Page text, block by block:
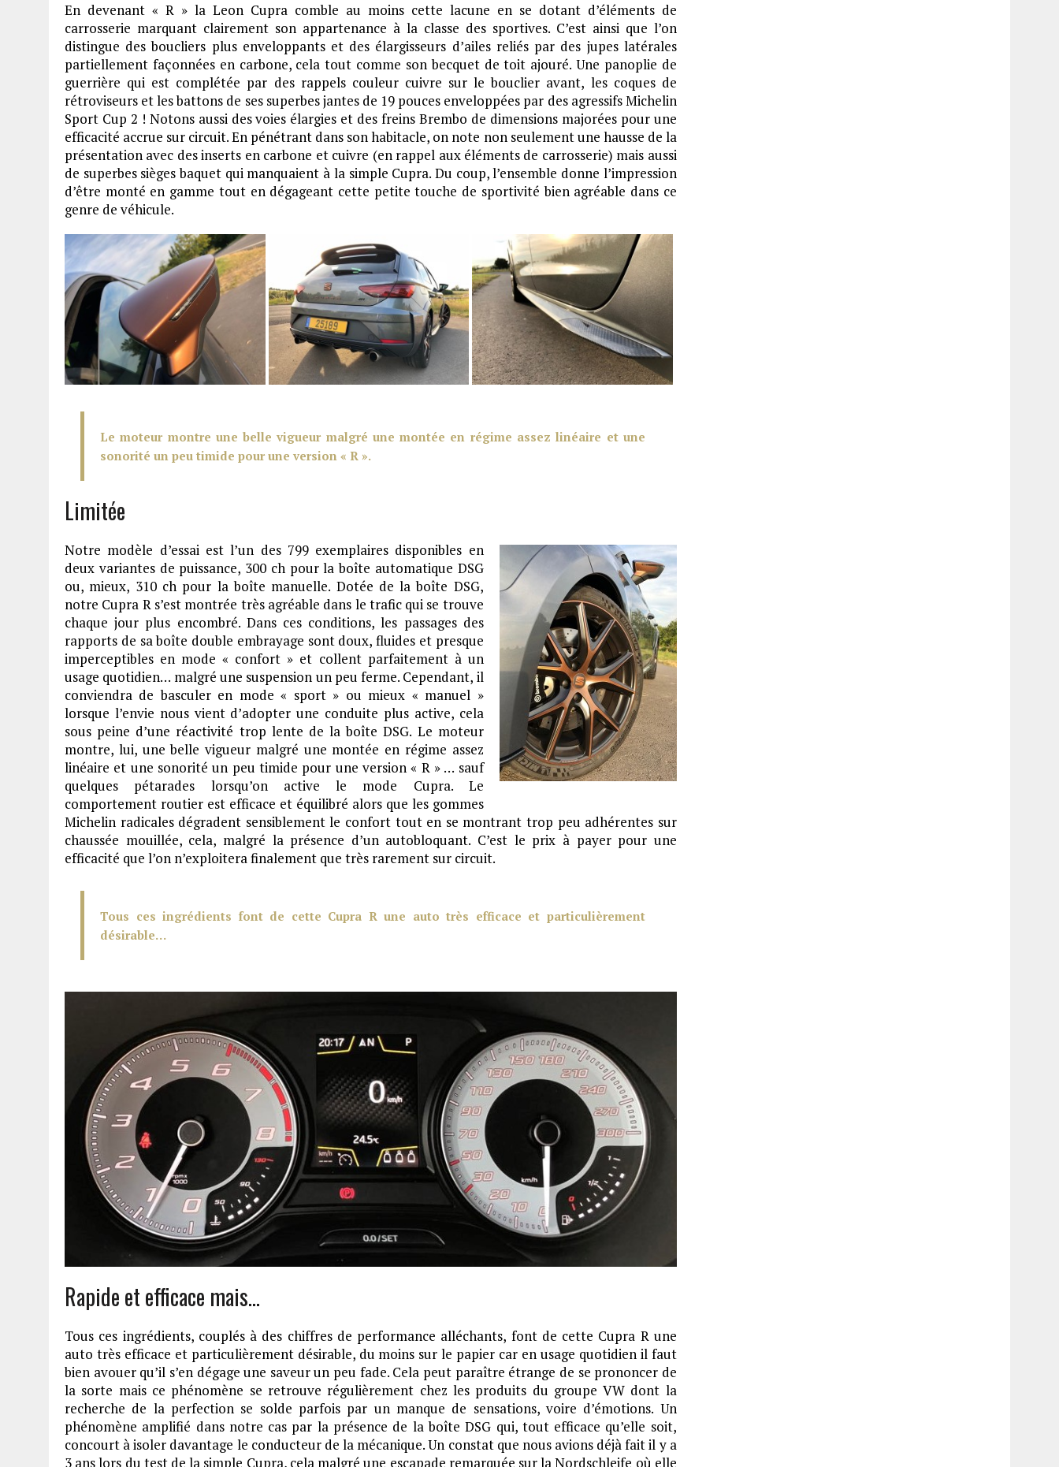
En devenant « R » la Leon Cupra comble au moins cette lacune en se dotant d’éléments de
carrosserie marquant clairement son appartenance à la classe des sportives. C’est ainsi que l’on
distingue des boucliers plus enveloppants et des élargisseurs d’ailes reliés par des jupes latérales
partiellement façonnées en carbone, cela tout comme son becquet de toit ajouré. Une panoplie de
guerrière qui est complétée par des rappels couleur cuivre sur le bouclier avant, les coques de
rétroviseurs et les battons de ses superbes jantes de 19 pouces enveloppées par des agressifs Michelin
Sport Cup 2 ! Notons aussi des voies élargies et des freins Brembo de dimensions majorées pour une
efficacité accrue sur circuit. En pénétrant dans son habitacle, on note non seulement une hausse de la
présentation avec des inserts en carbone et cuivre (en rappel aux éléments de carrosserie) mais aussi
de superbes sièges baquet qui manquaient à la simple Cupra. Du coup, l’ensemble donne l’impression
d’être monté en gamme tout en dégageant cette petite touche de sportivité bien agréable dans ce
genre de véhicule.
Le moteur montre une belle vigueur malgré une montée en régime assez linéaire et une
sonorité un peu timide pour une version « R ».
Limitée
Notre modèle d’essai est l’un des 799 exemplaires disponibles en
deux variantes de puissance, 300 ch pour la boîte automatique DSG
ou, mieux, 310 ch pour la boîte manuelle. Dotée de la boîte DSG,
notre Cupra R s’est montrée très agréable dans le trafic qui se trouve
chaque jour plus encombré. Dans ces conditions, les passages des
rapports de sa boîte double embrayage sont doux, fluides et presque
imperceptibles en mode « confort » et collent parfaitement à un
usage quotidien… malgré une suspension un peu ferme. Cependant, il
conviendra de basculer en mode « sport » ou mieux « manuel »
lorsque l’envie nous vient d’adopter une conduite plus active, cela
sous peine d’une réactivité trop lente de la boîte DSG. Le moteur
montre, lui, une belle vigueur malgré une montée en régime assez
linéaire et une sonorité un peu timide pour une version « R » … sauf
quelques pétarades lorsqu’on active le mode Cupra. Le
comportement routier est efficace et équilibré alors que les gommes
Michelin radicales dégradent sensiblement le confort tout en se montrant trop peu adhérentes sur
chaussée mouillée, cela, malgré la présence d’un autobloquant. C’est le prix à payer pour une
efficacité que l’on n’exploitera finalement que très rarement sur circuit.
Tous ces ingrédients font de cette Cupra R une auto très efficace et particulièrement
désirable…
Rapide et efficace mais…
Tous ces ingrédients, couplés à des chiffres de performance alléchants, font de cette Cupra R une
auto très efficace et particulièrement désirable, du moins sur le papier car en usage quotidien il faut
bien avouer qu’il s’en dégage une saveur un peu fade. Cela peut paraître étrange de se prononcer de
la sorte mais ce phénomène se retrouve régulièrement chez les produits du groupe VW dont la
recherche de la perfection se solde parfois par un manque de sensations, voire d’émotions. Un
phénomène amplifié dans notre cas par la présence de la boîte DSG qui, tout efficace qu’elle soit,
concourt à isoler davantage le conducteur de la mécanique. Un constat que nous avions déjà fait il y a
3 ans lors du test de la simple Cupra, cela malgré une escapade remarquée sur la Nordschleife où elle